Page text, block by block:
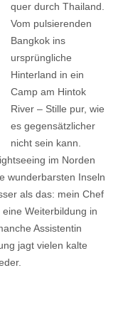
quer durch Thailand.
Vom pulsierenden
Bangkok ins
ursprüngliche
Hinterland in ein
Camp am Hintok
River – Stille pur, wie
es gegensätzlicher
nicht sein kann.
im Norden
wunderbarsten Inseln
als das: mein Chef
Weiterbildung in
Assistentin
jagt vielen kalte